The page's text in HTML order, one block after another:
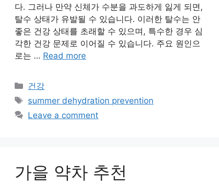
다. 그러나 만약 신체가 수분을 과도하게 잃게 되면,
탈수 상태가 유발될 수 있습니다. 이러한 탈수는 안
좋은 건강 상태를 초래할 수 있으며, 특수한 경우 심
각한 건강 문제로 이어질 수 있습니다. 주요 원인으
로는 … Read more
Categories
건강
Tags
summer dehydration prevention
Leave a comment
가을 약차 추천